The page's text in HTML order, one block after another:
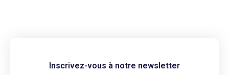
Inscrivez-vous à notre newsletter